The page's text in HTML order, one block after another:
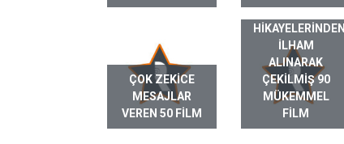
ÇOK ZEKICE
MESAJLAR
VEREN 50 FILM
GERÇEK HAYAT
HIKAYELERINDEN
ILHAM
ALINARAK
ÇEKILMIŞ 90
MÜKEMMEL
FILM